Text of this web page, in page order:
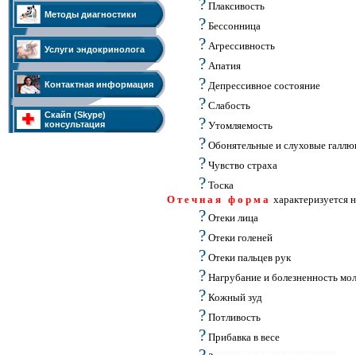
Методы диагностики
Услуги эндокринолога
Контактная информация
Скайп (Skype)
консультация
? Плаксивость
? Бессонница
? Агрессивность
? Апатия
? Депрессивное состояние
? Слабость
? Утомляемость
? Обонятельные и слуховые
? Чувство страха
? Тоска
Отечная форма характеризуется
? Отеки лица
? Отеки голеней
? Отеки пальцев рук
? Нагрубание и болезненность
? Кожный зуд
? Потливость
? Прибавка в весе